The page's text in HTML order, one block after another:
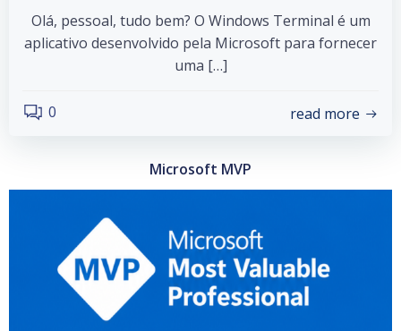
Olá, pessoal, tudo bem? O Windows Terminal é um
aplicativo desenvolvido pela Microsoft para fornecer
uma […]
0 read more
Microsoft MVP